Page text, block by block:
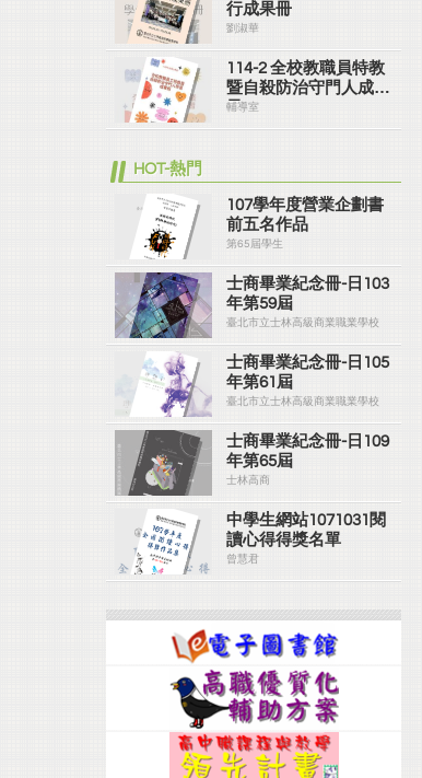
行成果冊
劉淑華
114-2 全校教職員特教
暨自殺防治守門人成果
冊
輔導室
HOT-熱門
107學年度營業企劃書
前五名作品
第65屆學生
士商畢業紀念冊-日103
年第59屆
臺北市立士林高級商業職業學校
士商畢業紀念冊-日105
年第61屆
臺北市立士林高級商業職業學校
士商畢業紀念冊-日109
年第65屆
士林高商
中學生網站1071031閱
讀心得得獎名單
曾慧君